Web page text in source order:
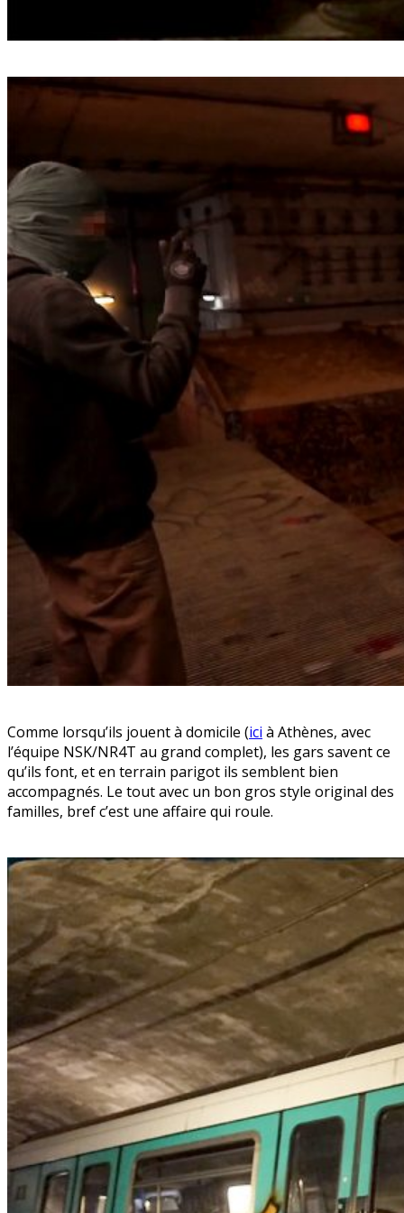
Comme lorsqu’ils jouent à domicile (ici à Athènes, avec
l’équipe NSK/NR4T au grand complet), les gars savent ce
qu’ils font, et en terrain parigot ils semblent bien
accompagnés. Le tout avec un bon gros style original des
familles, bref c’est une affaire qui roule.